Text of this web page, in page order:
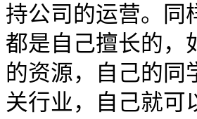
持公司的运营。同
都是自己擅长的，
的资源，自己的同
关行业，自己就可